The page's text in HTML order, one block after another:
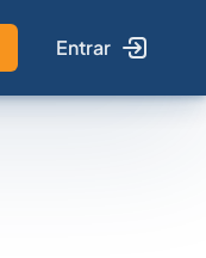
Entrar